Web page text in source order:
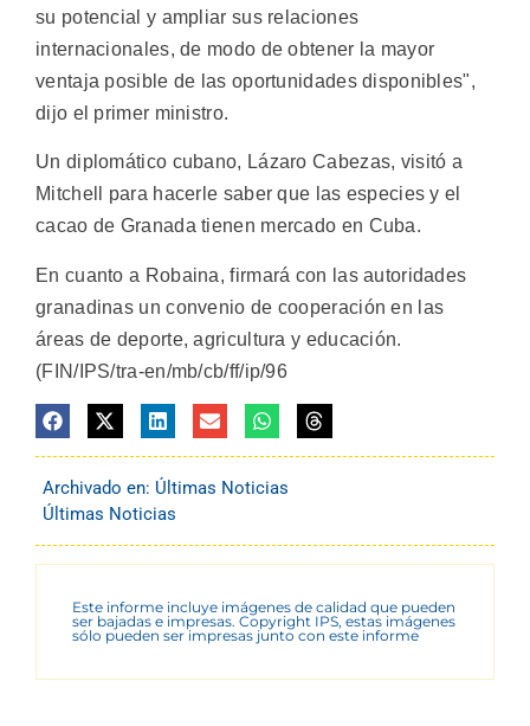
su potencial y ampliar sus relaciones
internacionales, de modo de obtener la mayor
ventaja posible de las oportunidades disponibles",
dijo el primer ministro.
Un diplomático cubano, Lázaro Cabezas, visitó a
Mitchell para hacerle saber que las especies y el
cacao de Granada tienen mercado en Cuba.
En cuanto a Robaina, firmará con las autoridades
granadinas un convenio de cooperación en las
áreas de deporte, agricultura y educación.
(FIN/IPS/tra-en/mb/cb/ff/ip/96
Archivado en: Últimas Noticias
Últimas Noticias
Este informe incluye imágenes de calidad que pueden
ser bajadas e impresas. Copyright IPS, estas imágenes
sólo pueden ser impresas junto con este informe